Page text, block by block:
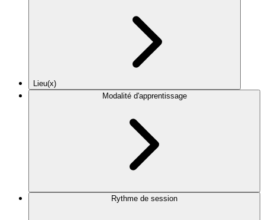
Lieu(x)
Modalité d'apprentissage
Rythme de session